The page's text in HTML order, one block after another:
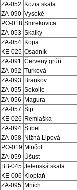
ZA-052
Kozia skala
ZA-090 Vysoké
PO-018 Smrekovica
ZA-053 Skalky
ZA-054 Kopa
KE-025 Osadník
ZA-091 Červený grúň
ZA-092 Turková
ZA-093 Brankov
ZA-055 Sokolie
ZA-056
Magura
ZA-057 Šip
KE-026 Remiaška
ZA-094 Štibel
ZA-058 Nižná Lipová
PO-019 Minčol
ZA-059 Úšust
BB-045 Jelenská skala
KE-006 Kloptaň
ZA-095 Mních